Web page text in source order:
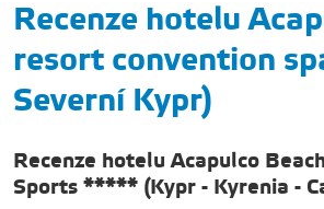
Recenze hotelu
resort convention
Severní Kypr)
Recenze hotelu Acapulco
Sports ***** (Kypr - Kyrenia -